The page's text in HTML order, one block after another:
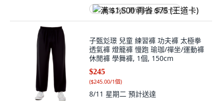
满 $1,500 再省 $75 (王道卡)
子甄彣璟 兒童 練習褲 功夫褲 太極拳
透氣褲 燈籠褲 慢跑 瑜珈/禪坐/運動褲
休閒褲 學舞褲, 1個, 150cm
$245
($245.00/1個)
8/11 星期二 預計送達